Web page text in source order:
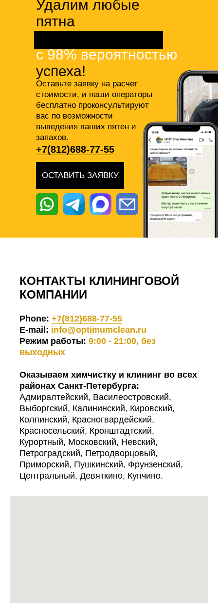
Оставьте заявку на расчет
стоимости, и наши операторы
бесплатно проконсультируют
вас по возможности
выведения ваших пятен и
запахов.
Удалим любые
пятна
с 98% вероятностью
успеха!
ОСТАВИТЬ ЗАЯВКУ
+7(812)688-77-55
КОНТАКТЫ КЛИНИНГОВОЙ
КОМПАНИИ
Phone: +7(812)688-77-55
E-mail: info@optimumclean.ru
Режим работы: 9:00 - 21:00, без
выходных
Оказываем химчистку и клининг во всех
районах Санкт-Петербурга:
Адмиралтейский, Василеостровский,
Выборгский, Калининский, Кировский,
Колпинский, Красногвардейский,
Красносельский, Кронштадтский,
Курортный, Московский, Невский,
Петроградский, Петродворцовый,
Приморский, Пушкинский, Фрунзенский,
Центральный, Девяткино, Купчино.